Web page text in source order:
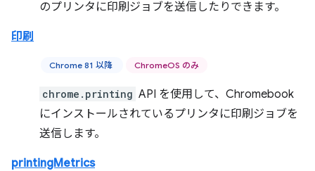
のプリンタに印刷ジョブを送信したりできます。
印刷
Chrome 81 以降 ChromeOS のみ
chrome.printing API を使用して、Chromebook
にインストールされているプリンタに印刷ジョブを
送信します。
printingMetrics